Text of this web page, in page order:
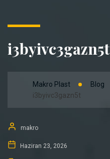
i3byivc3gazn5t
Makro Plast Blog
i3byivc3gazn5t
makro
Haziran 23, 2026